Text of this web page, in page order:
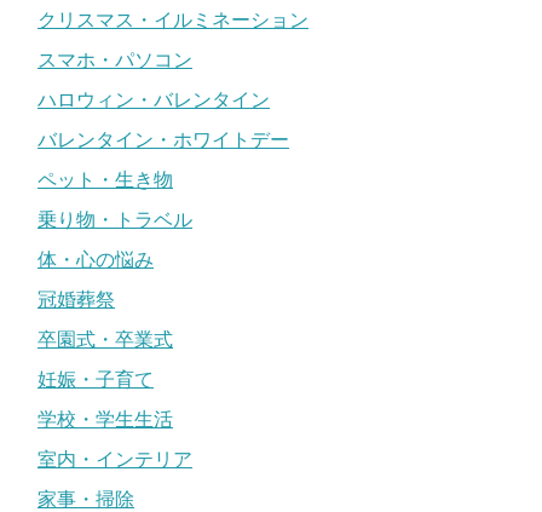
クリスマス・イルミネーション
スマホ・パソコン
ハロウィン・バレンタイン
バレンタイン・ホワイトデー
ペット・生き物
乗り物・トラベル
体・心の悩み
冠婚葬祭
卒園式・卒業式
妊娠・子育て
学校・学生生活
室内・インテリア
家事・掃除